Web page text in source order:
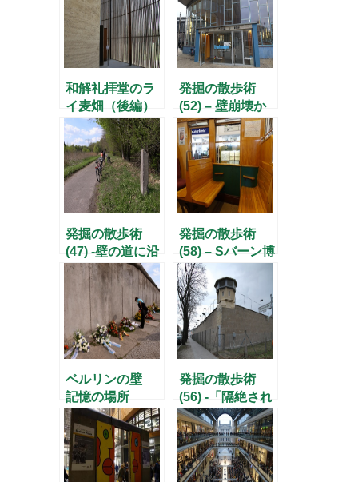
和解礼拝堂のラ
イ麦畑（後編）
〜平和のパン〜
発掘の散歩術
(52) – 壁崩壊か
ら25年、「涙の
宮殿」で越境体
験 –
発掘の散歩術
(47) -壁の道に沿
って走ろう！-
発掘の散歩術
(58) – Sバーン博
物館でノスタル
ジーに浸る –
ベルリンの壁
記憶の場所
発掘の散歩術
(56) -「隔絶され
た場所」ホーエ
ンシェーンハウ
ゼン-